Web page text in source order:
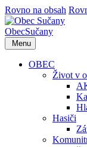
Rovno na obsah
ObecSučany
Menu
OBEC
Život v
Hasiči